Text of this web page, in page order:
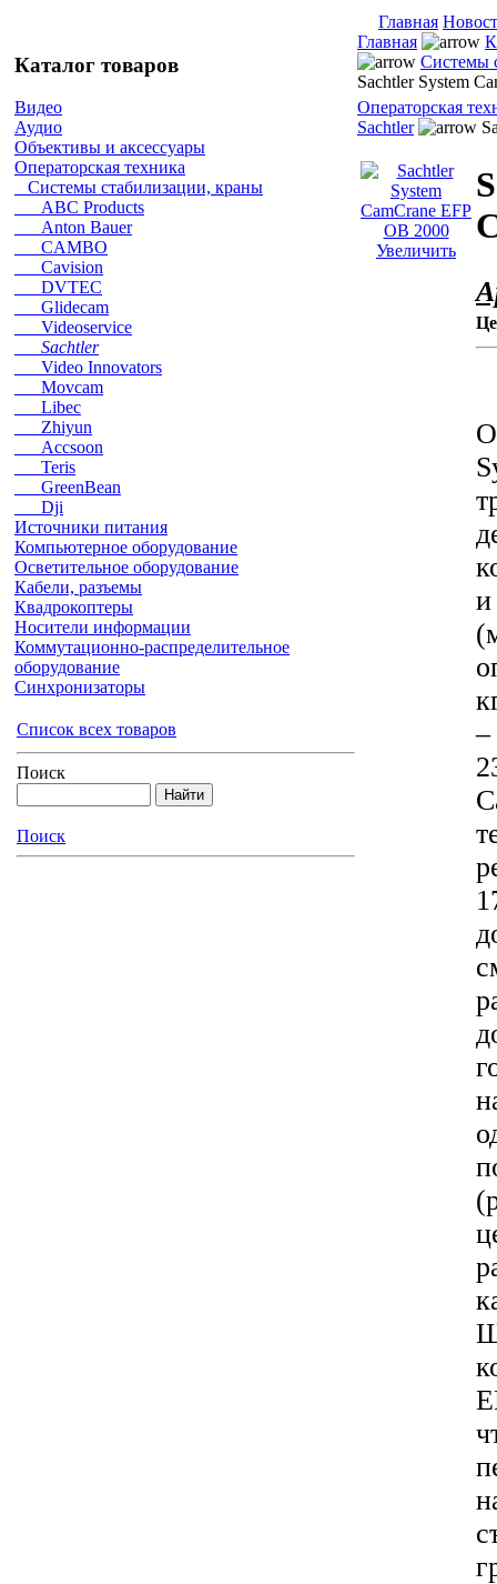
Главная
Каталог товаров
Видео
Аудио
Объективы и аксессуары
Операторская техника
Системы стабилизации, краны
ABC Products
Anton Bauer
CAMBO
Cavision
DVTEC
Glidecam
Videoservice
Sachtler
Video Innovators
Movcam
Libec
Zhiyun
Accsoon
Teris
GreenBean
Dji
Источники питания
Компьютерное оборудование
Осветительное оборудование
Кабели, разъемы
Квадрокоптеры
Носители информации
Коммутационно-распределительное
оборудование
Синхронизаторы
Список всех товаров
Поиск
Поиск
Главная
Системы
Sachtler System
Операторская
Sachtler
Увеличить
и
–